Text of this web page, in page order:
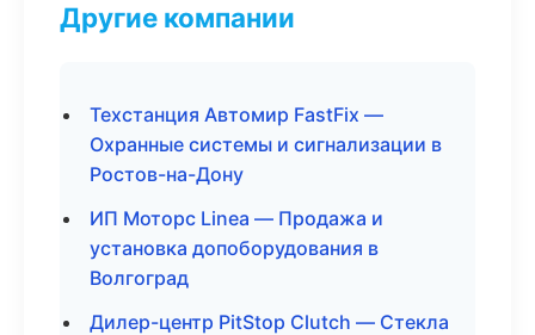
Другие компании
Техстанция Автомир FastFix —
Охранные системы и сигнализации в
Ростов-на-Дону
ИП Моторс Linea — Продажа и
установка допоборудования в
Волгоград
Дилер-центр PitStop Clutch — Стекла